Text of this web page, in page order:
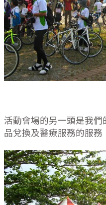
活動會場的另一頭是我
品兌換及醫療服務的服務